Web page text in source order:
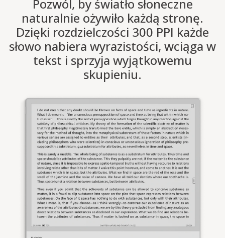
Pozwól, by światło słoneczne
naturalnie ożywiło każdą stronę.
Dzięki rozdzielczości 300 PPI każde
słowo nabiera wyrazistości, wciąga w
tekst i sprzyja wyjątkowemu
skupieniu.